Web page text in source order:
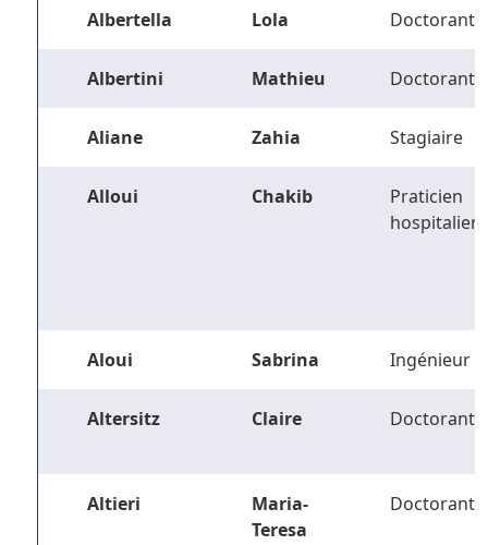
Albertella Lola Doctorant
Albertini Mathieu Doctorant
Aliane Zahia Stagiaire
Alloui Chakib
Praticien
hospitalier
Aloui Sabrina Ingénieur
Altersitz Claire Doctorant
Altieri
Maria-
Teresa
Doctorant